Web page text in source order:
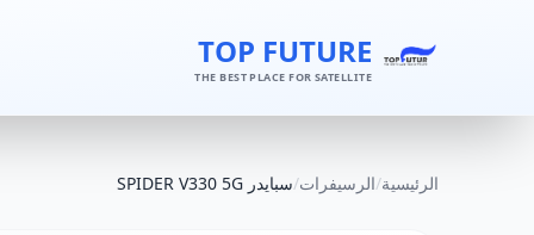
TOP FUTURE
THE BEST PLACE FOR SATELLITE
الرئيسية/الرسيفرات/سبايدر SPIDER V330 5G